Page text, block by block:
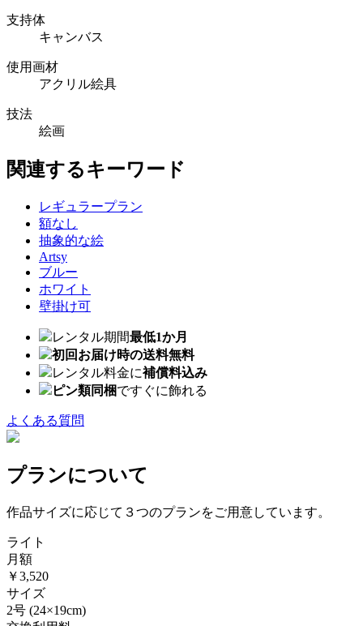
支持体
キャンバス
使用画材
アクリル絵具
技法
絵画
関連するキーワード
レギュラープラン
額なし
抽象的な絵
Artsy
ブルー
ホワイト
壁掛け可
レンタル期間最低1か月
初回お届け時の送料無料
レンタル料金に補償料込み
ピン類同梱ですぐに飾れる
よくある質問
プランについて
作品サイズに応じて３つのプランをご用意しています。
ライト
月額
￥3,520
サイズ
2号 (24×19cm)